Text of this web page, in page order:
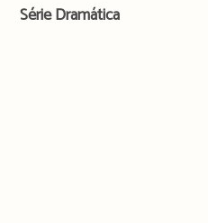
Série Dramática